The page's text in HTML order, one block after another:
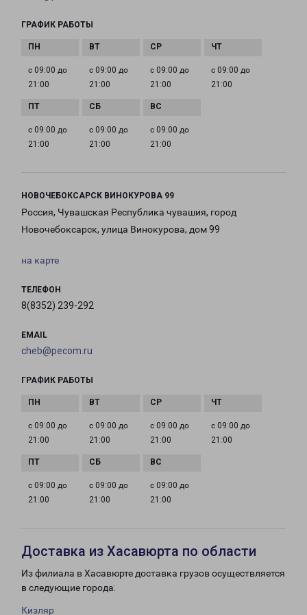
ГРАФИК РАБОТЫ
с 09:00 до
21:00
с 09:00 до
21:00
с 09:00 до
21:00
с 09:00 до
21:00
с 09:00 до
21:00
с 09:00 до
21:00
с 09:00 до
21:00
НОВОЧЕБОКСАРСК ВИНОКУРОВА 99
Россия, Чувашская Республика чувашия, город
Новочебоксарск, улица Винокурова, дом 99
на карте
ТЕЛЕФОН
8(8352) 239-292
EMAIL
cheb@pecom.ru
ГРАФИК РАБОТЫ
с 09:00 до
21:00
с 09:00 до
21:00
с 09:00 до
21:00
с 09:00 до
21:00
с 09:00 до
21:00
с 09:00 до
21:00
с 09:00 до
21:00
Доставка из Хасавюрта по области
Из филиала в Хасавюрте доставка грузов осуществляется
в следующие города:
Кизляр